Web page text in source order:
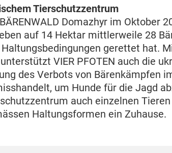
Tierschutzzentrum
Domazhyr im Oktober
auf 14 Hektar mittlerweile 28
gerettet hat.
VIER PFOTEN auch die
des Verbots von Bärenkämpfen
um Hunde für die Jagd
auch einzelnen
Haltungsformen ein Zuhause.